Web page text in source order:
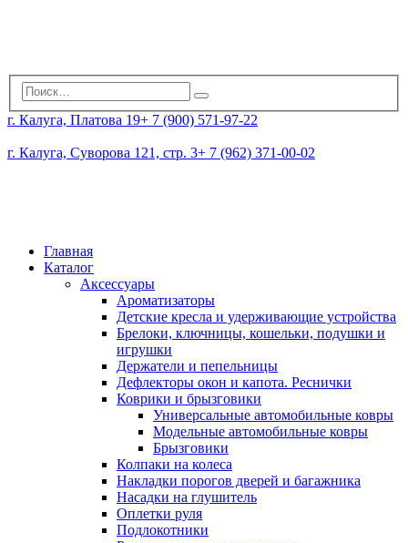
г. Калуга, Платова 19+ 7 (900) 571-97-22
г. Калуга, Суворова 121, стр. 3+ 7 (962) 371-00-02
Главная
Каталог
Аксессуары
Ароматизаторы
Детские кресла и удерживающие устройства
Брелоки, ключницы, кошельки, подушки и
игрушки
Держатели и пепельницы
Дефлекторы окон и капота. Реснички
Коврики и брызговики
Универсальные автомобильные ковры
Модельные автомобильные ковры
Брызговики
Колпаки на колеса
Накладки порогов дверей и багажника
Насадки на глушитель
Оплетки руля
Подлокотники